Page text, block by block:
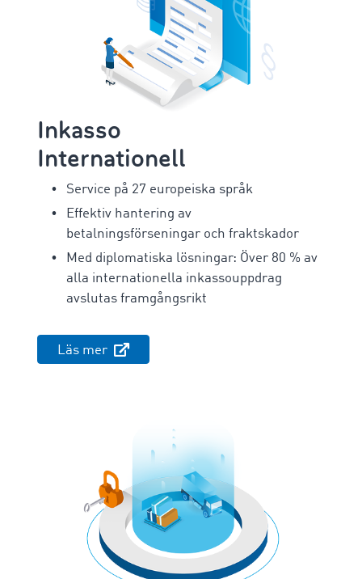
Inkasso
Internationell
Service på 27 europeiska språk
Effektiv hantering av
betalningsförseningar och fraktskador
Med diplomatiska lösningar: Över 80 % av
alla internationella inkassouppdrag
avslutas framgångsrikt
Läs mer